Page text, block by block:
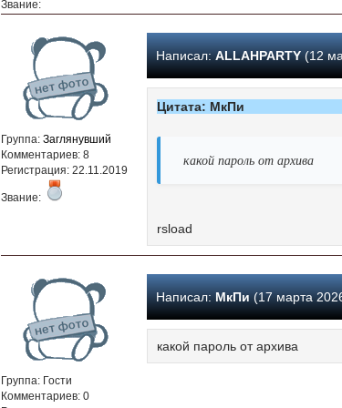
Звание:
Группа: Заглянувший
Комментариев: 8
Регистрация: 22.11.2019
Звание:
Написал: ALLAHPARTY(12
Цитата: МкПи
какой пароль от архива
rsload
Группа: Гости
Комментариев: 0
Написал: МкПи(17 марта
какой пароль от архива